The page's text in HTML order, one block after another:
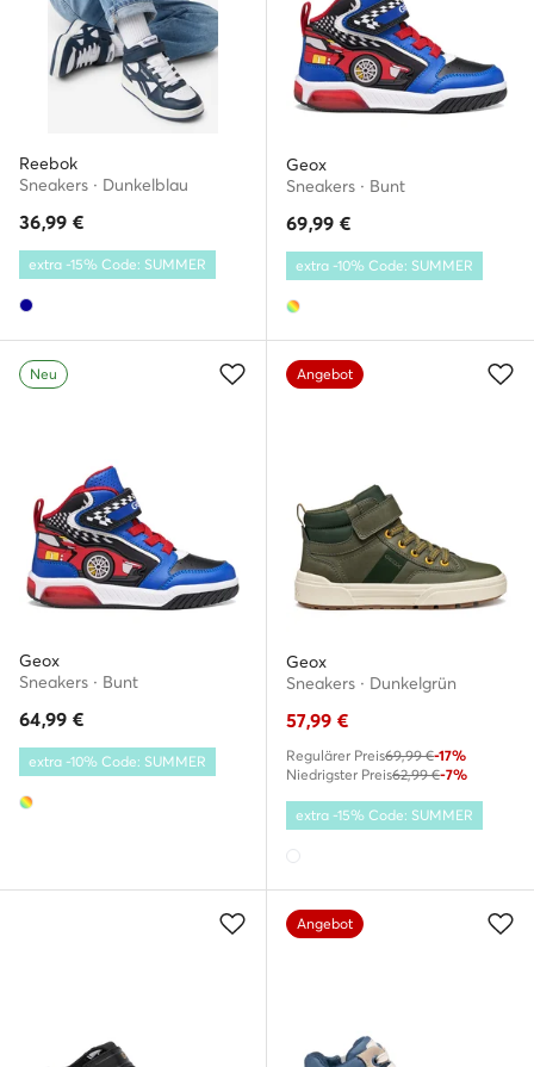
Reebok
Sneakers · Dunkelblau
36,99 €
extra -15% Code: SUMMER
Geox
Sneakers · Bunt
69,99 €
extra -10% Code: SUMMER
Neu
Geox
Sneakers · Bunt
64,99 €
extra -10% Code: SUMMER
Angebot
Geox
Sneakers · Dunkelgrün
57,99 €
Regulärer Preis69,99 €-17%
Niedrigster Preis62,99 €-7%
extra -15% Code: SUMMER
Angebot